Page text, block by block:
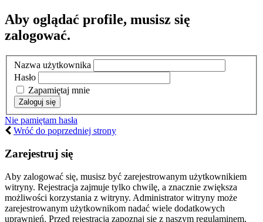
Aby oglądać profile, musisz się
zalogować.
Nazwa użytkownika
Hasło
Zapamiętaj mnie
Nie pamiętam hasła
Wróć do poprzedniej strony
Zarejestruj się
Aby zalogować się, musisz być zarejestrowanym użytkownikiem
witryny. Rejestracja zajmuje tylko chwilę, a znacznie zwiększa
możliwości korzystania z witryny. Administrator witryny może
zarejestrowanym użytkownikom nadać wiele dodatkowych
uprawnień. Przed rejestracją zapoznaj się z naszym regulaminem,